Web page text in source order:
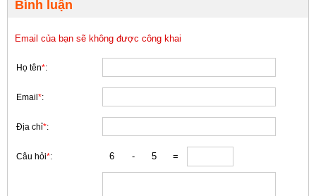
Bình luận
Email của bạn sẽ không được công khai
Họ tên*:
Email*:
Địa chỉ*:
Câu hỏi*: